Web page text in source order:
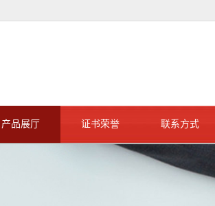
产品展厅 证书荣誉 联系方式